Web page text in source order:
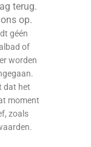
terug.
op.
géén
of
worden
dat het
moment
zoals